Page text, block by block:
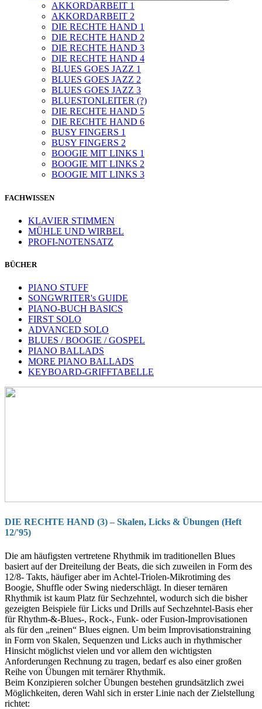
AKKORDARBEIT 1
AKKORDARBEIT 2
DIE RECHTE HAND 1
DIE RECHTE HAND 2
DIE RECHTE HAND 3
DIE RECHTE HAND 4
BLUES GOES JAZZ 1
BLUES GOES JAZZ 2
BLUES GOES JAZZ 3
BLUESTONLEITER (?)
DIE RECHTE HAND 5
DIE RECHTE HAND 6
BUSY FINGERS 1
BUSY FINGERS 2
BOOGIE MIT LINKS 1
BOOGIE MIT LINKS 2
BOOGIE MIT LINKS 3
FACHWISSEN
KLAVIER STIMMEN
MÜHLE UND WIRBEL
PROFI-NOTENSATZ
BÜCHER
PIANO STUFF
SONGWRITER's GUIDE
PIANO-BUCH BASICS
FIRST SOLO
ADVANCED SOLO
BLUES / BOOGIE / GOSPEL
PIANO BALLADS
MORE PIANO BALLADS
KEYBOARD-GRIFFTABELLE
DIE RECHTE HAND (3) –Skalen, Licks & Übungen (Heft
12/'95)
Die am häufigsten vertretene Rhythmik im tra­ditionellen Blues
basiert auf der Dreiteilung der Beats, die sich zuweilen in Form des
12/8- Takts, häufiger aber im Achtel-Triolen-Mikrotiming des
Boogie, Shuffle oder Swing nie­derschlägt. In dieser ternären
Rhythmik ist kaum Platz für Sechzehntel, wodurch sich die bisher
gezeigten Beispiele für Licks und Drills auf Sechzehntel-Basis eher
für Rhythm-&-Blues-, Rock-, Funk- oder Fusion-Improvisatio­nen
als für den „reinen“ Blues eignen. Um beim Improvisationstraining
in Form von Skalen, Sequenzen und Licks auch in rhythmischer
Hinsicht möglichst vielen und vor allem den wichtigsten
Anforderungen Rechnung zu tra­gen, bedarf es also einer großen
Reihe von Übungen mit ternärer Rhythmik.
Beim Konzipieren solcher Übungen bestehen grundsätzlich zwei
Möglichkeiten, deren Wahl sich in erster Linie nach der Zielstellung
rich­tet: